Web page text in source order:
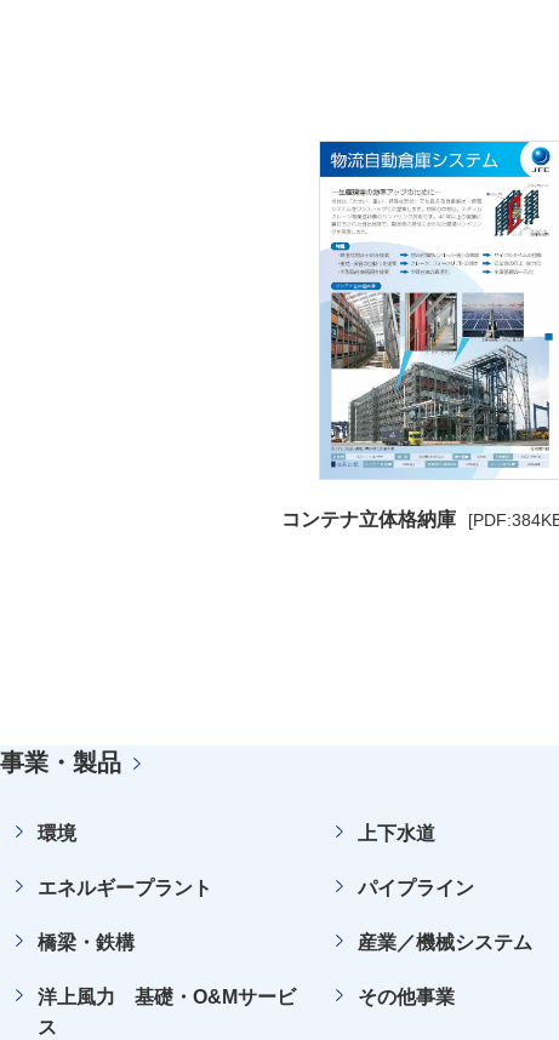
コンテナ立体格納庫
事業・製品
環境 上下水道
エネルギープラント
パイプライン
橋梁・鉄構 産業／機械システム
洋上風力 基礎・O&Mサービ
ス
その他事業